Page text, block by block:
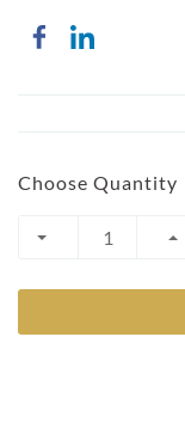
Choose Quantity